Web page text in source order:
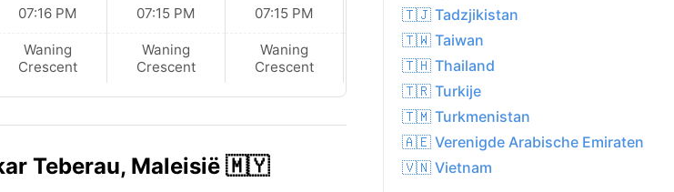
07:16 PM
Waning
Crescent
07:15 PM
Waning
Crescent
07:15 PM
Waning
Crescent
07:15 PM
New Moon
Teberau, Maleisië 🇲🇾
🇹🇯 Tadzjikistan
🇹🇼 Taiwan
🇹🇭 Thailand
🇹🇷 Turkije
🇹🇲 Turkmenistan
🇦🇪 Verenigde Arabische Emiraten
🇻🇳 Vietnam